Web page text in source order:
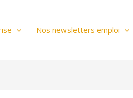
Nos newsletters emploi